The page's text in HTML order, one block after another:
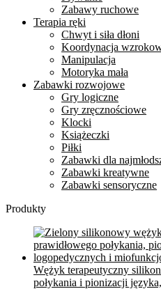
Zabawy ruchowe
Terapia ręki
Chwyt i siła dłoni
Koordynacja
Manipulacja
Motoryka mała
Zabawki rozwojowe
Gry logiczne
Gry zręcznościowe
Klocki
Książeczki
Piłki
Zabawki dla
Zabawki kreatywne
Zabawki sensoryczne
Produkty
Wężyk terapeutyczny
połykania i pionizacji